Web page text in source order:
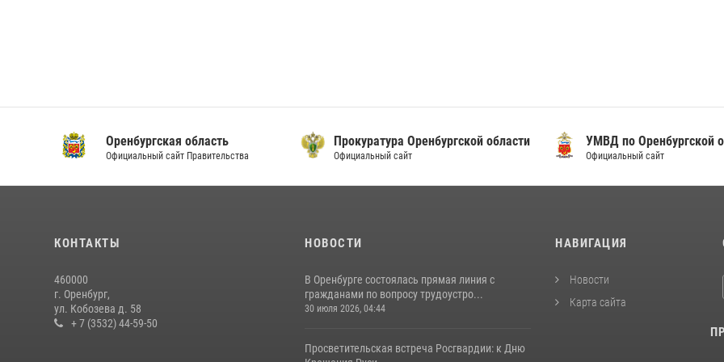
Оренбургская область
Официальный сайт Правительства
Прокуратура Оренбургской области
Официальный сайт
УМВД по Оренбургской
Официальный сайт
КОНТАКТЫ
460000
г. Оренбург,
ул. Кобозева д. 58
+ 7 (3532) 44-59-50
НОВОСТИ
В Оренбурге состоялась прямая линия с
гражданами по вопросу трудоустро...
30 июля 2026, 04:44
Просветительская встреча Росгвардии: к Дню
НАВИГАЦИЯ
Новости
Карта сайта